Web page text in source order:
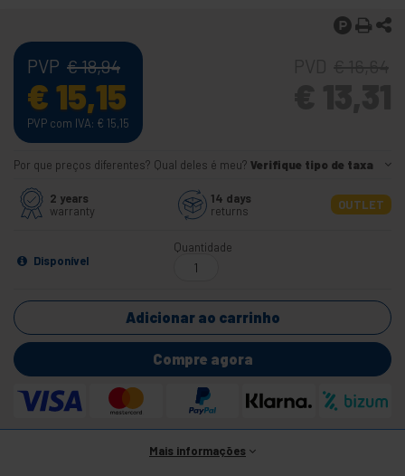
PVP €18,94
€15,15
PVP com IVA: € 15,15
Por que preços diferentes? Qual deles é meu? Verifique tipo de taxa
2 years
warranty
14 days
returns
OUTLET
Disponível
Quantidade
Adicionar ao carrinho
Compre agora
Mais informações